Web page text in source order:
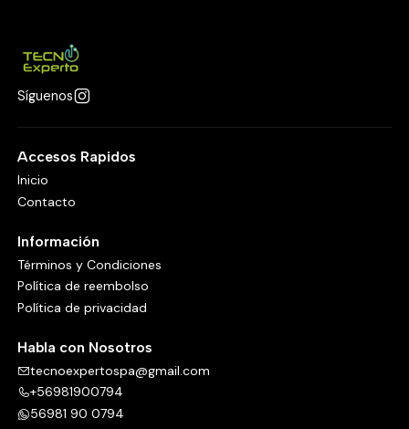
Síguenos
Accesos Rapidos
Inicio
Contacto
Información
Términos y Condiciones
Política de reembolso
Política de privacidad
Habla con Nosotros
tecnoexpertospa@gmail.com
+56981900794
56981 90 0794